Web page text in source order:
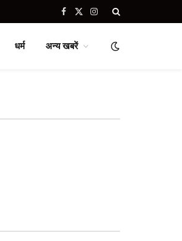
Facebook
X
Instagram
धर्म अन्य खबरें